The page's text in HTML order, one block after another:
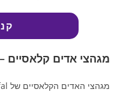
מגהצי אדים קלאסיים